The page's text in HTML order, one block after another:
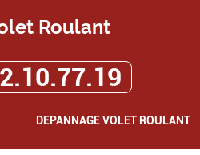
Roulant
DEPANNAGE VOLET ROULANT